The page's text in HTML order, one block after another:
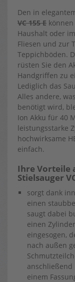
Den in
VC 155 E
Haushalt oder
Fliesen und zur
Teppichböden.
rüsten Sie den
Handgriffen zu
Lediglich das
Alles andere,
benötigt wird,
Ion Akku für 40
leistungsstarke
hochwirksame
einfach.
Ihre Vorteile
Stielsauger
sorgt dank
einen
saugt dabei
einen
eingesogen,
nach außen
einem